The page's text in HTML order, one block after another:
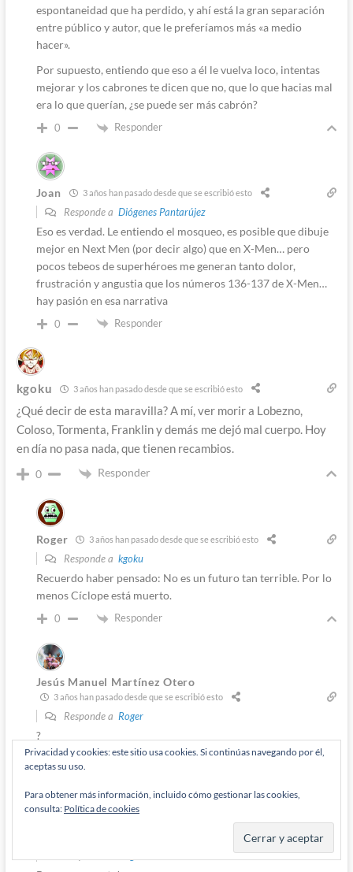
espontaneidad que ha perdido, y ahí está la gran separación
entre público y autor, que le preferíamos más «a medio
hacer».
Por supuesto, entiendo que eso a él le vuelva loco, intentas
mejorar y los cabrones te dicen que no, que lo que hacias mal
era lo que querían, ¿se puede ser más cabrón?
0 Responder
Joan 3 años han pasado desde que se escribió esto
Responde a Diógenes Pantarújez
Eso es verdad. Le entiendo el mosqueo, es posible que dibuje
mejor en Next Men (por decir algo) que en X-Men… pero
pocos tebeos de superhéroes me generan tanto dolor,
frustración y angustia que los números 136-137 de X-Men…
hay pasión en esa narrativa
0 Responder
kgoku 3 años han pasado desde que se escribió esto
¿Qué decir de esta maravilla? A mí, ver morir a Lobezno,
Coloso, Tormenta, Franklin y demás me dejó mal cuerpo. Hoy
en día no pasa nada, que tienen recambios.
0 Responder
Roger 3 años han pasado desde que se escribió esto
Responde a kgoku
Recuerdo haber pensado: No es un futuro tan terrible. Por lo
menos Cíclope está muerto.
0 Responder
Jesús Manuel Martínez Otero
3 años han pasado desde que se escribió esto
Responde a Roger
?
0 Responder
Autor
Privacidad y cookies: este sitio usa cookies. Si continúas navegando por él,
aceptas su uso.
Para obtener más información, incluido cómo gestionar las cookies,
consulta: Política de cookies